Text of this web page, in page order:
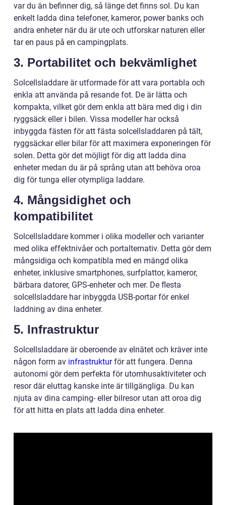
var du än befinner dig, så länge det finns sol. Du kan
enkelt ladda dina telefoner, kameror, power banks och
andra enheter när du är ute och utforskar naturen eller
tar en paus på en campingplats.
3. Portabilitet och bekvämlighet
Solcellsladdare är utformade för att vara portabla och
enkla att använda på resande fot. De är lätta och
kompakta, vilket gör dem enkla att bära med dig i din
ryggsäck eller i bilen. Vissa modeller har också
inbyggda fästen för att fästa solcellsladdaren på tält,
ryggsäckar eller bilar för att maximera exponeringen för
solen. Detta gör det möjligt för dig att ladda dina
enheter medan du är på språng utan att behöva oroa
dig för tunga eller otympliga laddare.
4. Mångsidighet och
kompatibilitet
Solcellsladdare kommer i olika modeller och varianter
med olika effektnivåer och portalternativ. Detta gör dem
mångsidiga och kompatibla med en mängd olika
enheter, inklusive smartphones, surfplattor, kameror,
bärbara datorer, GPS-enheter och mer. De flesta
solcellsladdare har inbyggda USB-portar för enkel
laddning av dina enheter.
5. Infrastruktur
Solcellsladdare är oberoende av elnätet och kräver inte
någon form av infrastrukturför att fungera. Denna
autonomi gör dem perfekta för utomhusaktiviteter och
resor där eluttag kanske inte är tillgängliga. Du kan
njuta av dina camping- eller bilresor utan att oroa dig
för att hitta en plats att ladda dina enheter.